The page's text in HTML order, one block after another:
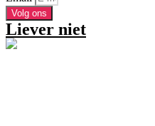
Volg ons
Liever niet